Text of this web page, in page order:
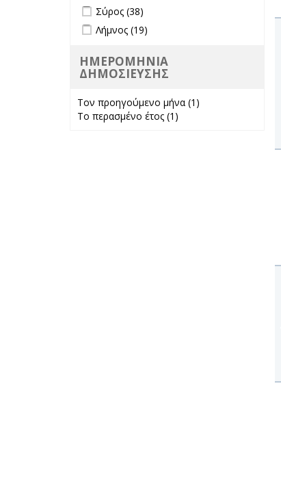
Apply Σύρος filter
Σύρος (38)
Apply Λήμνος filter
Λήμνος (19)
ΗΜΕΡΟΜΗΝΙΑ
ΔΗΜΟΣΙΕΥΣΗΣ
Τον προηγούμενο μήνα (1)
Το περασμένο έτος (1)